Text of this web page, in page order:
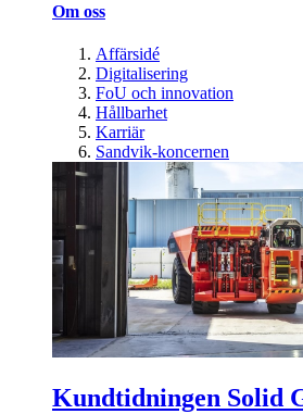
Om oss
Affärsidé
Digitalisering
FoU och innovation
Hållbarhet
Karriär
Sandvik-koncernen
Kundtidningen Solid